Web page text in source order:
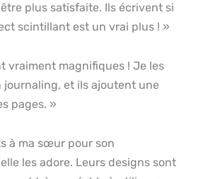
plus satisfaite. Ils écrivent si
scintillant est un vrai plus ! »
vraiment magnifiques ! Je les
journaling, et ils ajoutent une
pages. »
à ma sœur pour son
les adore. Leurs designs sont